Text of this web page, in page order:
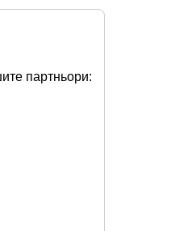
партньори: